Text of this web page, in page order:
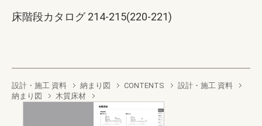
床階段カタログ 214-215(220-221)
設計・施工 資料 納まり図 CONTENTS
設計・施工 資料
納まり図
木質床材